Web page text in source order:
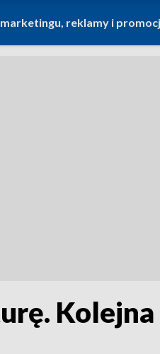
marketingu, reklamy i
Kolejna